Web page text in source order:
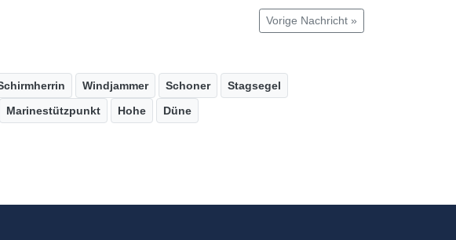
Vorige Nachricht »
Windjammer Schoner
Stagsegel
Marinestützpunkt Hohe Düne